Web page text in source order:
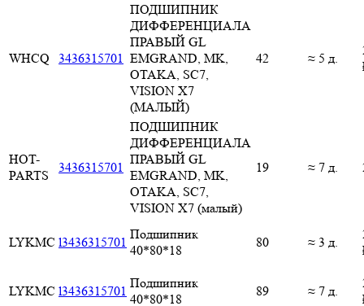
WHCQ 3436315701
ПОДШИПНИК
ДИФФЕРЕНЦИАЛА
ПРАВЫЙ GL
EMGRAND, MK,
OTAKA, SC7,
VISION X7
(МАЛЫЙ)
42 ≈ 5 д.
HOT-
PARTS
3436315701
ПОДШИПНИК
ДИФФЕРЕНЦИАЛА
ПРАВЫЙ GL
EMGRAND, MK,
OTAKA, SC7,
VISION X7 (малый)
19 ≈ 7 д.
LYKMC l3436315701
Подшипник
40*80*18
80 ≈ 3 д.
LYKMC l3436315701
Подшипник
40*80*18
89 ≈ 7 д.